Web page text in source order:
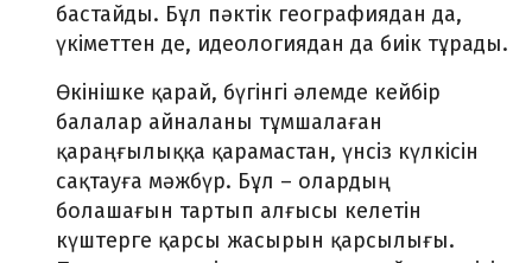
бастайды. Бұл пәктік географиядан да,
үкіметтен де, идеологиядан да биік тұрады.
Өкінішке қарай, бүгінгі әлемде кейбір
балалар айналаны тұмшалаған
қараңғылыққа қарамастан, үнсіз күлкісін
сақтауға мәжбүр. Бұл – олардың
болашағын тартып алғысы келетін
күштерге қарсы жасырын қарсылығы.